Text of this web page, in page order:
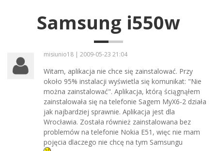
Samsung i550w
misiunio18 | 2009-05-23 21:04
Witam, aplikacja nie chce się zainstalować. Przy
około 95% instalacji wyświetla się komunikat: "Nie
można zainstalować". Aplikacja, którą ściągnąłem
zainstalowała się na telefonie Sagem MyX6-2 działa
jak najbardziej sprawnie. Aplikacja jest dla
Wrocławia. Została również zainstalowana bez
problemów na telefonie Nokia E51, więc nie mam
pojęcia dlaczego nie chcę na tym Samsungu